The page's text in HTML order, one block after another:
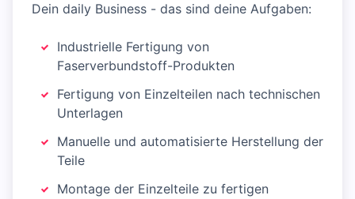
Dein daily Business - das sind deine Aufgaben:
Industrielle Fertigung von
Faserverbundstoff-Produkten
Fertigung von Einzelteilen nach technischen
Unterlagen
Manuelle und automatisierte Herstellung der
Teile
Montage der Einzelteile zu fertigen